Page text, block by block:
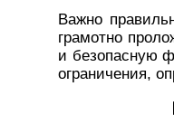
Важно
грамотно
и безопасную
ограничения,